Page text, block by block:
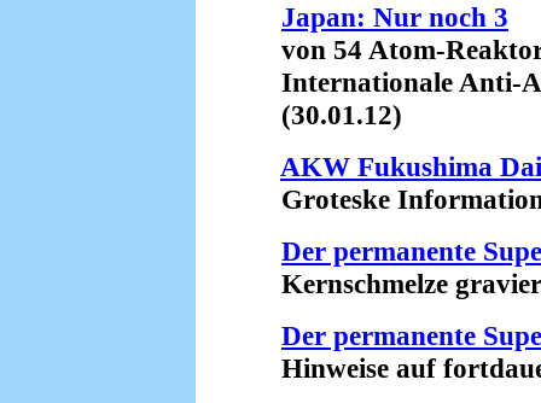
Japan: Nur noch 3
von 54 Atom-
Internationale Anti-
(30.01.12)
AKW Fukushima
Groteske
Der permanente
Kernschmelze
Der permanente
Hinweise auf